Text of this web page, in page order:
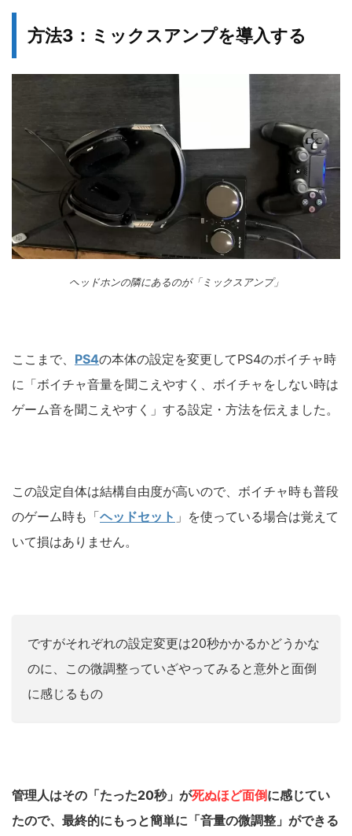
方法3：ミックスアンプを導入する
ヘッドホンの隣にあるのが「ミックスアンプ」
ここまで、 PS4の本体の設定を変更してPS4のボイチャ時
に「ボイチャ音量を聞こえやすく、ボイチャをしない時は
ゲーム音を聞こえやすく」する設定・方法を伝えました。
この設定自体は結構自由度が高いので、ボイチャ時も普段
のゲーム時も「ヘッドセット 」を使っている場合は覚えて
いて損はありません。
ですがそれぞれの設定変更は20秒かかるかどうかな
のに、この微調整っていざやってみると意外と面倒
に感じるもの
管理人はその「たった20秒」が死ぬほど面倒に感じてい
たので、最終的にもっと簡単に「音量の微調整」ができる